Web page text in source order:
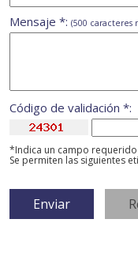
Mensaje *: (500 caracteres
Código de validación *:
*Indica un campo
Se permiten las siguientes